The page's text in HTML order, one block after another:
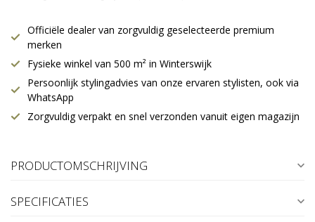
Officiële dealer van zorgvuldig geselecteerde premium
merken
Fysieke winkel van 500 m² in Winterswijk
Persoonlijk stylingadvies van onze ervaren stylisten, ook via
WhatsApp
Zorgvuldig verpakt en snel verzonden vanuit eigen magazijn
PRODUCTOMSCHRIJVING
SPECIFICATIES